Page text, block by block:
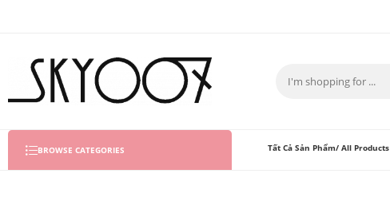
BROWSE CATEGORIES Tất Cả Sản Phẩm/ All Products